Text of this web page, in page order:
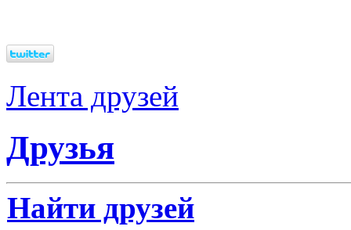
Лента друзей
Друзья
Найти друзей